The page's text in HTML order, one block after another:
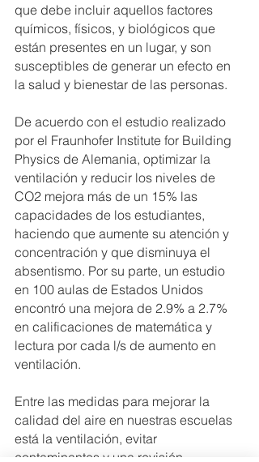
que debe incluir aquellos factores
químicos, físicos, y biológicos que
están presentes en un lugar, y son
susceptibles de generar un efecto en
la salud y bienestar de las personas.
De acuerdo con el estudio realizado
por el Fraunhofer Institute for Building
Physics de Alemania, optimizar la
ventilación y reducir los niveles de
CO2 mejora más de un 15% las
capacidades de los estudiantes,
haciendo que aumente su atención y
concentración y que disminuya el
absentismo. Por su parte, un estudio
en 100 aulas de Estados Unidos
encontró una mejora de 2.9% a 2.7%
en calificaciones de matemática y
lectura por cada l/s de aumento en
ventilación.
Entre las medidas para mejorar la
calidad del aire en nuestras escuelas
está la ventilación, evitar
contaminantes y una revisión